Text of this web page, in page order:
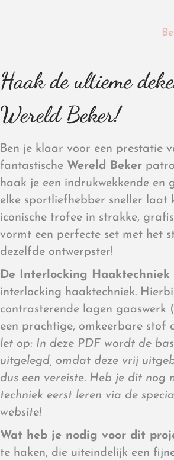
Haak de ultieme
Wereld Beker!
Ben je klaar voor een prestatie
fantastische Wereld Beker
haak je een indrukwekkende
elke sportliefhebber sneller laat
iconische trofee in strakke,
vormt een perfecte set met het
dezelfde ontwerpster!
De Interlocking Haaktechniek
interlocking haaktechniek.
contrasterende lagen
een prachtige, omkeerbare stof
let op: In deze PDF wordt de
uitgelegd, omdat deze vrij
dus een vereiste. Heb je dit nog
techniek eerst leren via de
website!
Wat heb je nodig voor dit
te haken, die uiteindelijk een